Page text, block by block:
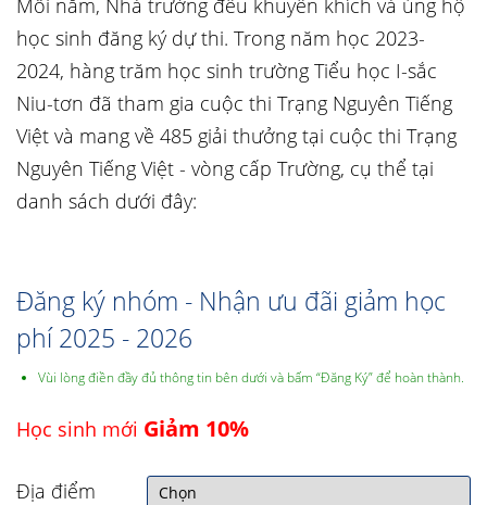
Mỗi năm, Nhà trường đều khuyến khích và ủng hộ
học sinh đăng ký dự thi. Trong năm học 2023-
2024, hàng trăm học sinh trường Tiểu học I-sắc
Niu-tơn đã tham gia cuộc thi Trạng Nguyên Tiếng
Việt và mang về 485 giải thưởng tại cuộc thi Trạng
Nguyên Tiếng Việt - vòng cấp Trường, cụ thể tại
danh sách dưới đây:
Đăng ký nhóm - Nhận ưu đãi giảm học
phí 2025 - 2026
Vùi lòng điền đầy đủ thông tin bên dưới và bấm “Đăng Ký” để hoàn thành.
Học sinh mới Giảm 10%
Địa điểm